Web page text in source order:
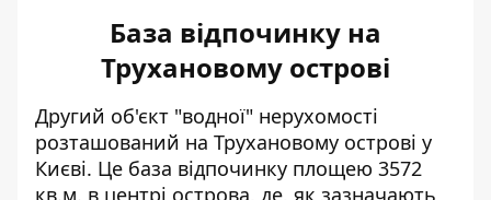
База відпочинку на
Трухановому острові
Другий об'єкт "водної" нерухомості
розташований на Трухановому острові у
Києві. Це база відпочинку площею 3572